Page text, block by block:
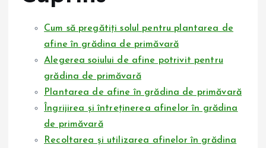
Cum să pregătiți solul pentru plantarea de
afine în grădina de primăvară
Alegerea soiului de afine potrivit pentru
grădina de primăvară
Plantarea de afine în grădina de primăvară
Îngrijirea și întreținerea afinelor în grădina
de primăvară
Recoltarea și utilizarea afinelor în grădina